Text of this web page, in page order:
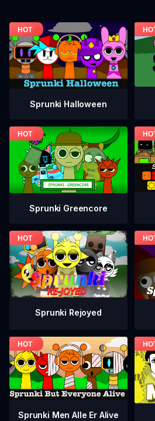
Sprunki Halloween
Sprunki Greencore
Sprunki Rejoyed
Sprunki Men Alle Er Alive